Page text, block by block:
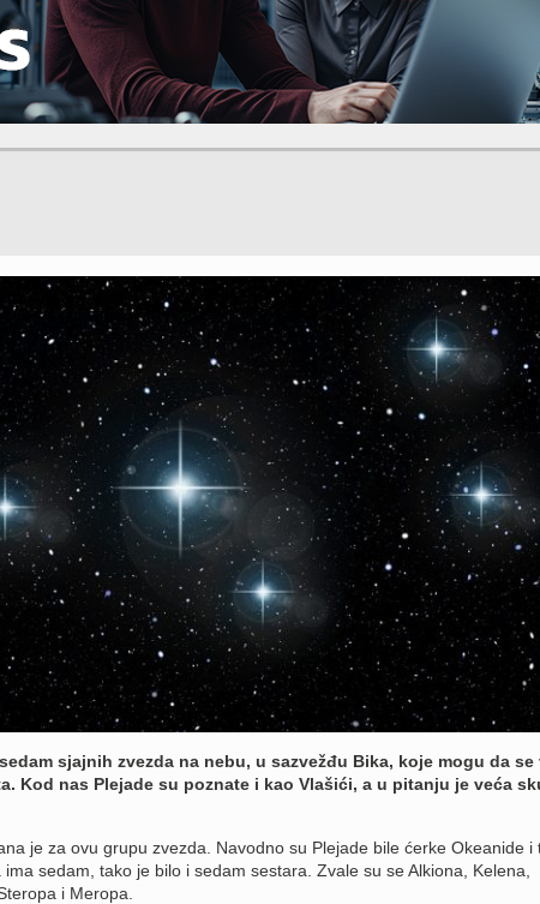
sjajnih zvezda na nebu, u sazvežđu Bika, koje mogu da se
Kod nas Plejade su poznate i kao Vlašići, a u pitanju je veća
je za ovu grupu zvezda. Navodno su Plejade bile ćerke Okeanide i
sedam, tako je bilo i sedam sestara. Zvale su se Alkiona, Kelena,
i Meropa.